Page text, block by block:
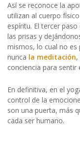
Así se reconoce la
utilizan al cuerpo
espíritu. El tercer
las prisas y
mismos, lo cual no es
nunca la meditación,
conciencia para sentir
En definitiva, en el
control de la
son una puerta, más
cada ser humano.